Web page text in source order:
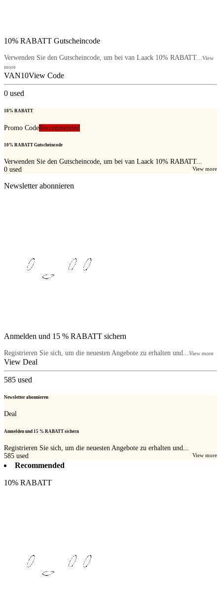
10% RABATT Gutscheincode
Verwenden Sie den Gutscheincode, um bei van Laack 10% RABATT...View
more
VAN10View Code
0 used
10% RABATT
Promo CodeRecommended
10% RABATT Gutscheincode
Verwenden Sie den Gutscheincode, um bei van Laack 10% RABATT...
View more
0 used
Newsletter abonnieren
Anmelden und 15 % RABATT sichern
Registrieren Sie sich, um die neuesten Angebote zu erhalten und...View more
View Deal
585 used
Newsletter abonnieren
Deal
Anmelden und 15 % RABATT sichern
Registrieren Sie sich, um die neuesten Angebote zu erhalten und...
View more
585 used
Recommended
10% RABATT